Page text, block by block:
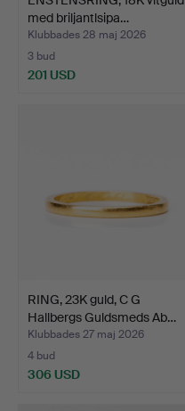
med briljantlsipa…
Klubbades 28 maj 2026
3 bud
201 USD
RING, 23K guld, C G
Hallbergs Guldsmeds Ab…
Klubbades 27 maj 2026
4 bud
306 USD